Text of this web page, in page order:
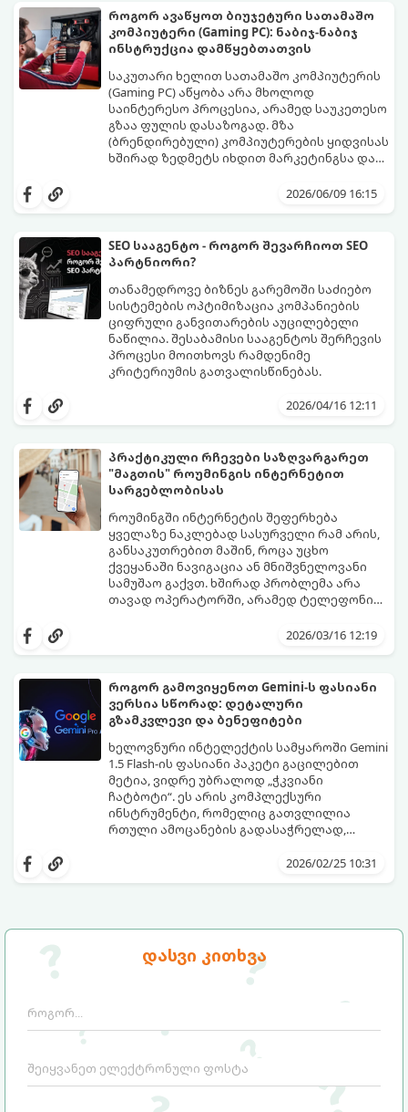
დასვი კითხვა
როგორ ავაწყოთ ბიუჯეტური სათამაშო
კომპიუტერი (Gaming PC): ნაბიჯ-ნაბიჯ
ინსტრუქცია დამწყებთათვის
საკუთარი ხელით სათამაშო კომპიუტერის
(Gaming PC) აწყობა არა მხოლოდ
საინტერესო პროცესია, არამედ საუკეთესო
გზაა ფულის დასაზოგად. მზა
(ბრენდირებული) კომპიუტერების ყიდვისას
ხშირად ზედმეტს იხდით მარკეტინგსა და
ბიუჯეტური სისტემის აწყობისას მთავარია
თამაშში კადრების რაოდენობას (FPS)
პირდაპირ ზრდის.
შეარჩიოთ სწორი კომპონენტები და
2026/06/09 16:15
SEO სააგენტო - როგორ შევარჩიოთ SEO
პარტნიორი?
თანამედროვე ბიზნეს გარემოში საძიებო
სისტემების ოპტიმიზაცია კომპანიების
ციფრული განვითარების აუცილებელი
ნაწილია. შესაბამისი სააგენტოს შერჩევის
პროცესი მოითხოვს რამდენიმე
კრიტერიუმის გათვალისწინებას.
2026/04/16 12:11
პრაქტიკული რჩევები საზღვარგარეთ
"მაგთის" როუმინგის ინტერნეტით
სარგებლობისას
როუმინგში ინტერნეტის შეფერხება
ყველაზე ნაკლებად სასურველი რამ არის,
განსაკუთრებით მაშინ, როცა უცხო
ქვეყანაში ნავიგაცია ან მნიშვნელოვანი
სამუშაო გაქვთ. ხშირად პრობლემა არა
თავად ოპერატორში, არამედ ტელეფონის
მიიღოთ როუმინგის ინტერნეტის2026/03/16 12:19
როგორ გამოვიყენოთ Gemini-ს ფასიანი
ვერსია სწორად: დეტალური
გზამკვლევი და ბენეფიტები
ხელოვნური ინტელექტის სამყაროში Gemini
1.5 Flash-ის ფასიანი პაკეტი გაცილებით
მეტია, ვიდრე უბრალოდ „ჭკვიანი
ჩატბოტი“. ეს არის კომპლექსური
ინსტრუმენტი, რომელიც გათვლილია
რთული ამოცანების გადასაჭრელად,
და ყოველდღიური პროცესების2026/02/25 10:31